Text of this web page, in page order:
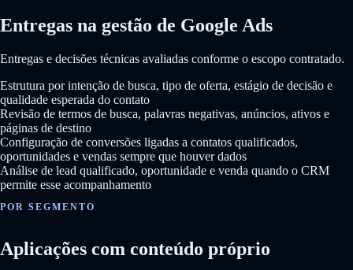
Entregas na gestão de Google Ads
Entregas e decisões técnicas avaliadas conforme o escopo contratado.
Estrutura por intenção de busca, tipo de oferta, estágio de decisão e
qualidade esperada do contato
Revisão de termos de busca, palavras negativas, anúncios, ativos e
páginas de destino
Configuração de conversões ligadas a contatos qualificados,
oportunidades e vendas sempre que houver dados
Análise de lead qualificado, oportunidade e venda quando o CRM
permite esse acompanhamento
POR SEGMENTO
Aplicações com conteúdo próprio